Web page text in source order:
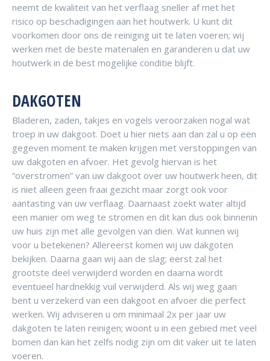
neemt de kwaliteit van het verflaag sneller af met het
risico op beschadigingen aan het houtwerk. U kunt dit
voorkomen door ons de reiniging uit te laten voeren; wij
werken met de beste materialen en garanderen u dat uw
houtwerk in de best mogelijke conditie blijft.
DAKGOTEN
Bladeren, zaden, takjes en vogels veroorzaken nogal wat
troep in uw dakgoot. Doet u hier niets aan dan zal u op een
gegeven moment te maken krijgen met verstoppingen van
uw dakgoten en afvoer. Het gevolg hiervan is het
“overstromen” van uw dakgoot over uw houtwerk heen, dit
is niet alleen geen fraai gezicht maar zorgt ook voor
aantasting van uw verflaag. Daarnaast zoekt water altijd
een manier om weg te stromen en dit kan dus ook binnenin
uw huis zijn met alle gevolgen van dien. Wat kunnen wij
voor u betekenen? Allereerst komen wij uw dakgoten
bekijken. Daarna gaan wij aan de slag; eerst zal het
grootste deel verwijderd worden en daarna wordt
eventueel hardnekkig vuil verwijderd. Als wij weg gaan
bent u verzekerd van een dakgoot en afvoer die perfect
werken. Wij adviseren u om minimaal 2x per jaar uw
dakgoten te laten reinigen; woont u in een gebied met veel
bomen dan kan het zelfs nodig zijn om dit vaker uit te laten
voeren.